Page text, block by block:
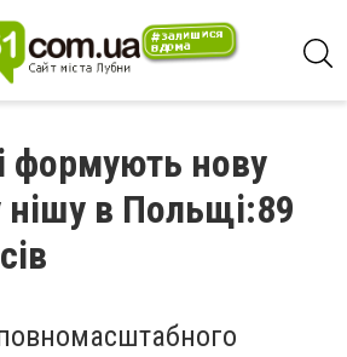
формують нову
нішу в Польщі:89